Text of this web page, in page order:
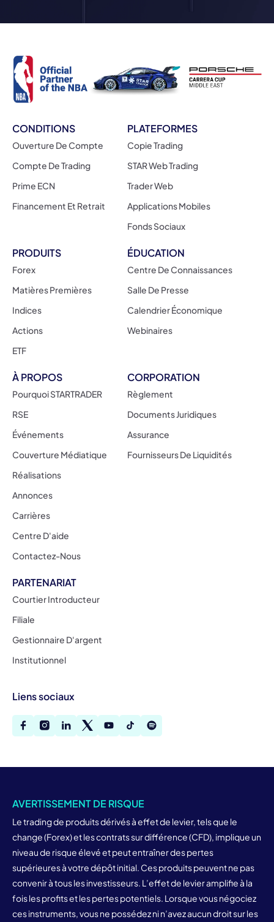
CONDITIONS
Ouverture De Compte
Compte De Trading
Prime ECN
Financement Et Retrait
PLATEFORMES
Copie Trading
STAR Web Trading
Trader Web
Applications Mobiles
Fonds Sociaux
PRODUITS
Forex
Matières Premières
Indices
Actions
ETF
ÉDUCATION
Centre De Connaissances
Salle De Presse
Calendrier Économique
Webinaires
À PROPOS
Pourquoi STARTRADER
RSE
Événements
Couverture Médiatique
Réalisations
Annonces
Carrières
Centre D'aide
Contactez-Nous
CORPORATION
Règlement
Documents Juridiques
Assurance
Fournisseurs De Liquidités
PARTENARIAT
Courtier Introducteur
Filiale
Gestionnaire D'argent
Institutionnel
Liens sociaux
AVERTISSEMENT DE RISQUE
Le trading de produits dérivés à effet de levier, tels que le
change (Forex) et les contrats sur différence (CFD), implique un
niveau de risque élevé et peut entraîner des pertes
supérieures à votre dépôt initial. Ces produits peuvent ne pas
convenir à tous les investisseurs. L’effet de levier amplifie à la
fois les profits et les pertes potentiels. Lorsque vous négociez
ces instruments, vous ne possédez ni n’avez aucun droit sur les